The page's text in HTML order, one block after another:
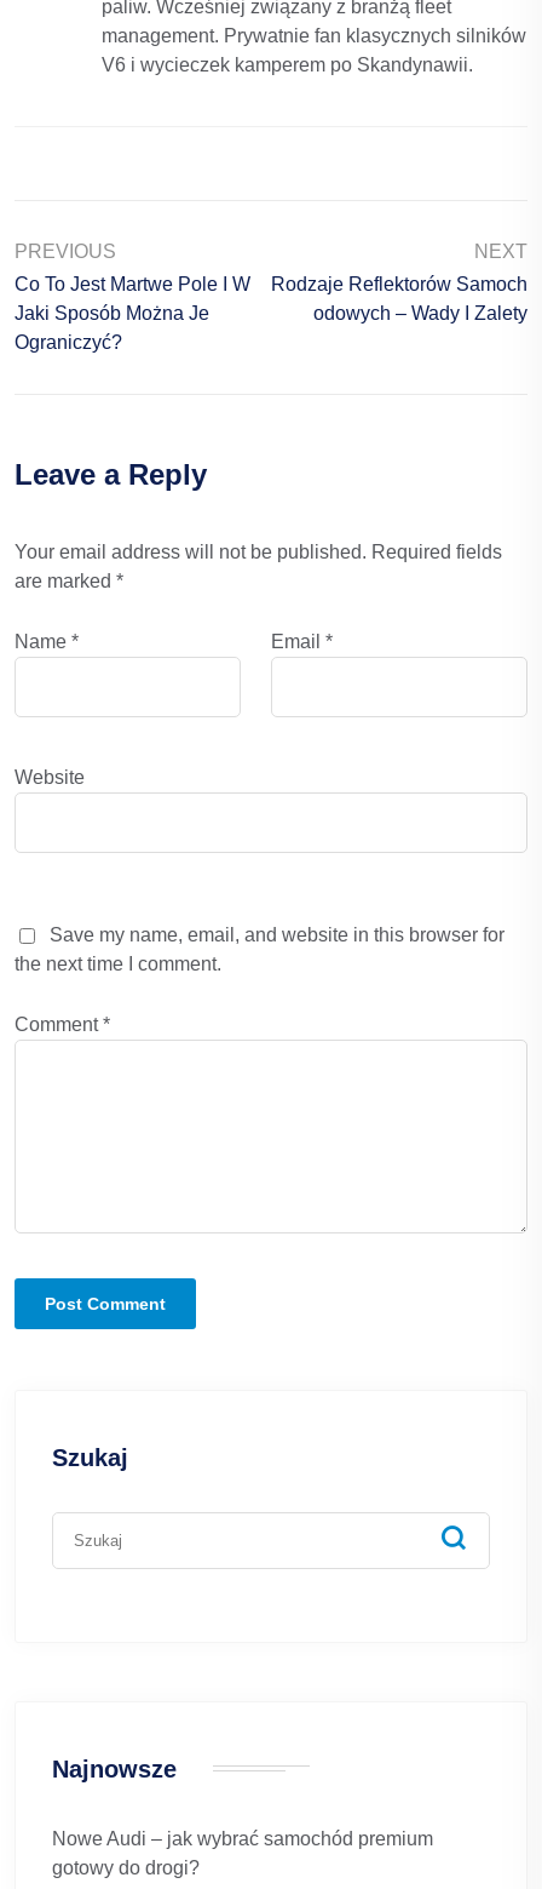
paliw. Wcześniej związany z branżą fleet
management. Prywatnie fan klasycznych silników
V6 i wycieczek kamperem po Skandynawii.
PREVIOUS
Co To Jest Martwe Pole I W
Jaki Sposób Można Je
Ograniczyć?
NEXT
Rodzaje Reflektorów Samoch
Odowych – Wady I Zalety
Leave a Reply
Your email address will not be published. Required fields
are marked *
Name * Email *
Website
Save my name, email, and website in this browser for
the next time I comment.
Comment*
Szukaj
Najnowsze
Nowe Audi – jak wybrać samochód premium
gotowy do drogi?